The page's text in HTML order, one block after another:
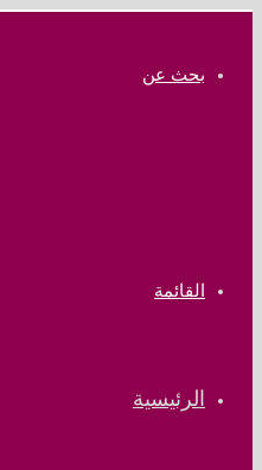
بحث عن
القائمة
الرئيسية